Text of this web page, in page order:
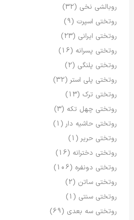
روبالشی نخی (32)
روتختی اسپرت (9)
روتختی ایرانی (23)
روتختی پسرانه (16)
روتختی پلنگی (2)
روتختی پلی استر (32)
روتختی ترک (13)
روتختی چهل تکه (3)
روتختی حاشیه دار (1)
روتختی حریر (1)
روتختی دخترانه (16)
روتختی دونفره (106)
روتختی ساتن (2)
روتختی سنتی (1)
روتختی سه بعدی (69)